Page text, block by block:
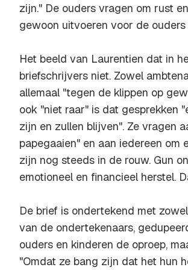
zijn." De ouders vragen om rust
gewoon uitvoeren voor de
Het beeld van Laurentien dat in
briefschrijvers niet. Zowel
allemaal "tegen de klippen op
ook "niet raar" is dat gesprekken
zijn en zullen blijven". Ze vragen
papegaaien" en aan iedereen om
zijn nog steeds in de rouw. Gun
emotioneel en financieel herstel.
De brief is ondertekend met
van de ondertekenaars,
ouders en kinderen de oproep,
"Omdat ze bang zijn dat het hun